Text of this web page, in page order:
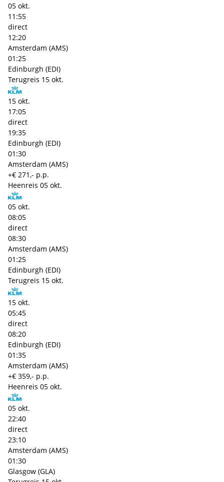
05 okt.
11:55
direct
12:20
Amsterdam (AMS)
01:25
Edinburgh (EDI)
Terugreis 15 okt.
15 okt.
17:05
direct
19:35
Edinburgh (EDI)
01:30
Amsterdam (AMS)
+€ 271,- p.p.
Heenreis 05 okt.
05 okt.
08:05
direct
08:30
Amsterdam (AMS)
01:25
Edinburgh (EDI)
Terugreis 15 okt.
15 okt.
05:45
direct
08:20
Edinburgh (EDI)
01:35
Amsterdam (AMS)
+€ 359,- p.p.
Heenreis 05 okt.
05 okt.
22:40
direct
23:10
Amsterdam (AMS)
01:30
Glasgow (GLA)